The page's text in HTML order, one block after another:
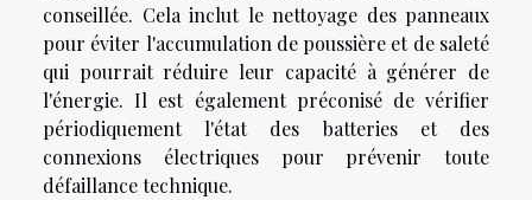
conseillée. Cela inclut le nettoyage des panneaux
pour éviter l'accumulation de poussière et de saleté
qui pourrait réduire leur capacité à générer de
l'énergie. Il est également préconisé de vérifier
périodiquement l'état des batteries et des
connexions électriques pour prévenir toute
défaillance technique.